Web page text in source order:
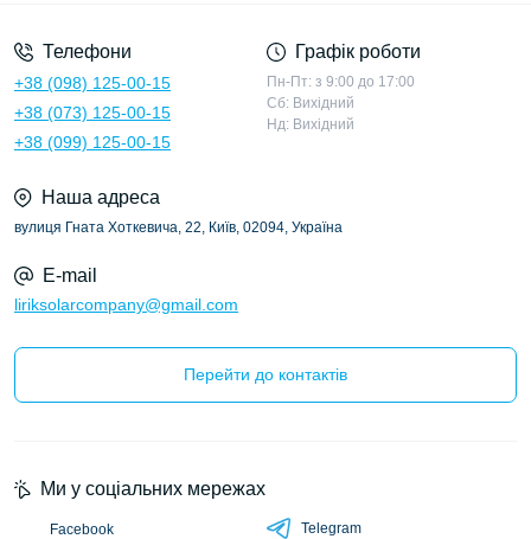
Телефони
+38 (098) 125-00-15
+38 (073) 125-00-15
+38 (099) 125-00-15
Графік роботи
Пн-Пт: з 9:00 до 17:00
Сб: Вихідний
Нд: Вихідний
Наша адреса
вулиця Гната Хоткевича, 22, Київ, 02094, Україна
E-mail
liriksolarcompany@gmail.com
Перейти до контактів
Ми у соціальних мережах
Facebook
Telegram